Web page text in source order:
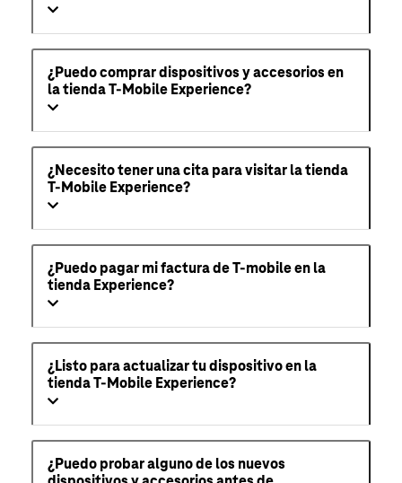
¿Puedo comprar dispositivos y accesorios en
la tienda T-Mobile Experience?
¿Necesito tener una cita para visitar la tienda
T-Mobile Experience?
¿Puedo pagar mi factura de T-mobile en la
tienda Experience?
¿Listo para actualizar tu dispositivo en la
tienda T-Mobile Experience?
¿Puedo probar alguno de los nuevos